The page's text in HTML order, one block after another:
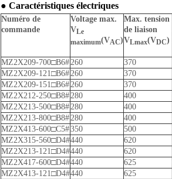
● Caractéristiques électriques
Numéro de
commande
Voltage max.
VLe
maximum(VAC)
Max. tension
de liaison
VLmax(VDC)
MZ2X209-700□B6#260 370
MZ2X209-121□B6#260 370
MZ2X209-151□B6#260 370
MZ2X212-250□B8#280 400
MZ2X213-500□B8#280 400
MZ2X213-800□B8#280 400
MZ2X413-600□C5#350 500
MZ2X315-560□D4#440 620
MZ2X213-121□D4#440 620
MZ2X417-600□D4#440 625
MZ2X413-121□D4#440 625